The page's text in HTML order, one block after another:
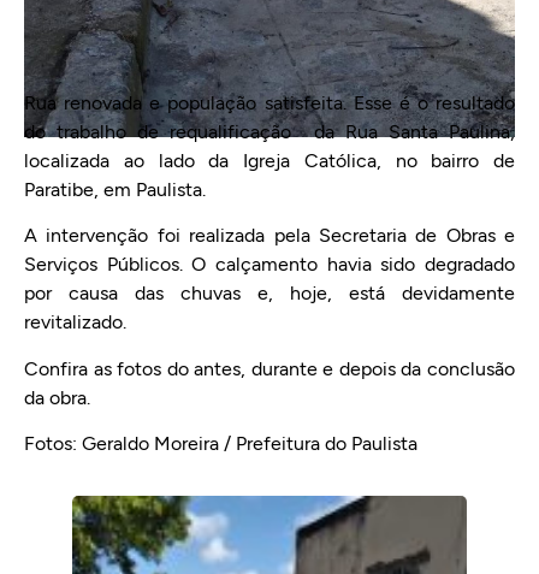
Rua renovada e população satisfeita. Esse é o resultado
do trabalho de requalificação da Rua Santa Paulina,
localizada ao lado da Igreja Católica, no bairro de
Paratibe, em Paulista.
A intervenção foi realizada pela Secretaria de Obras e
Serviços Públicos. O calçamento havia sido degradado
por causa das chuvas e, hoje, está devidamente
revitalizado.
Confira as fotos do antes, durante e depois da conclusão
da obra.
Fotos: Geraldo Moreira / Prefeitura do Paulista